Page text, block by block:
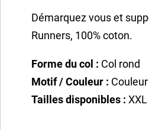
Démarquez vous et
Runners, 100% coton.
Forme du col : Col rond
Motif / Couleur :
Tailles disponibles :